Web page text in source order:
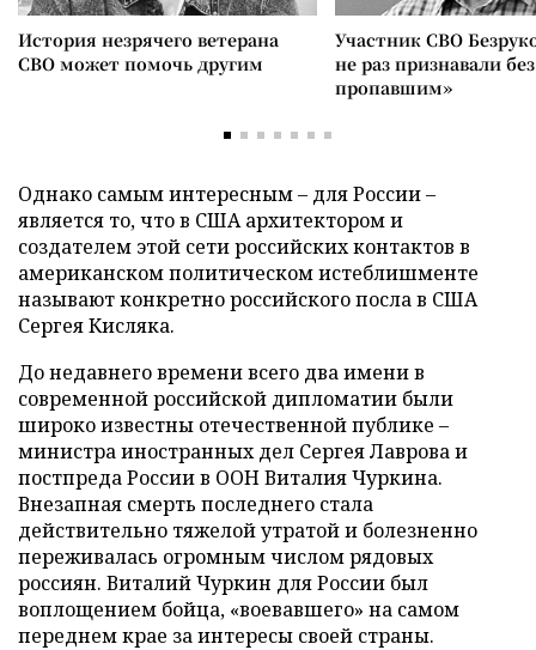
История незрячего ветерана
СВО может помочь другим
Участник СВО
не раз признавали
пропавшим»
Однако самым интересным – для России –
является то, что в США архитектором и
создателем этой сети российских контактов в
американском политическом истеблишменте
называют конкретно российского посла в США
Сергея Кисляка.
До недавнего времени всего два имени в
современной российской дипломатии были
широко известны отечественной публике –
министра иностранных дел Сергея Лаврова и
постпреда России в ООН Виталия Чуркина.
Внезапная смерть последнего стала
действительно тяжелой утратой и болезненно
переживалась огромным числом рядовых
россиян. Виталий Чуркин для России был
воплощением бойца, «воевавшего» на самом
переднем крае за интересы своей страны.